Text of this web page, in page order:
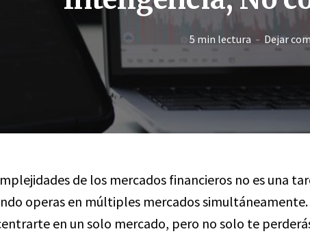
5 min lectura Dejar
de los mercados financieros no es una
operas en múltiples mercados simultáneamente.
en un solo mercado, pero no solo te